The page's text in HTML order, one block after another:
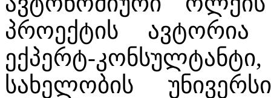
პროექტის ავტორია
ექპერტ-
სახელობის